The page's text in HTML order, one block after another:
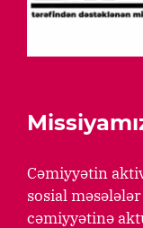
Cəmiyyətin
sosial
cəmiyyətinə